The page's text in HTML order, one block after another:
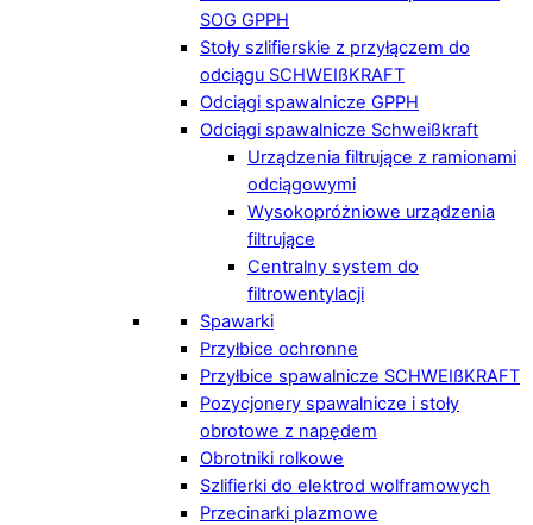
SOG GPPH
Stoły szlifierskie z przyłączem do
odciągu SCHWEIßKRAFT
Odciągi spawalnicze GPPH
Odciągi spawalnicze Schweißkraft
Urządzenia filtrujące z ramionami
odciągowymi
Wysokopróżniowe urządzenia
filtrujące
Centralny system do
filtrowentylacji
Spawarki
Przyłbice ochronne
Przyłbice spawalnicze SCHWEIßKRAFT
Pozycjonery spawalnicze i stoły
obrotowe z napędem
Obrotniki rolkowe
Szlifierki do elektrod wolframowych
Przecinarki plazmowe